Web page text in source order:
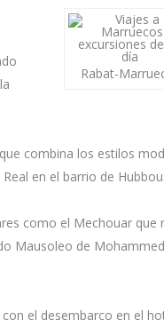
Rabat-
combina los estilos
en el barrio de
como el Mechouar que
Mausoleo de
el desembarco en el